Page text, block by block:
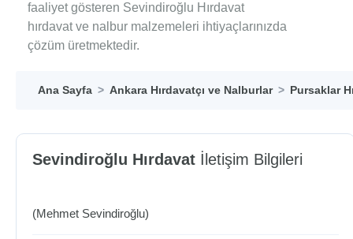
faaliyet gösteren Sevindiroğlu Hırdavat
hırdavat ve nalbur malzemeleri ihtiyaçlarınızda
çözüm üretmektedir.
Ana Sayfa Ankara Hırdavatçı ve Nalburlar Pursaklar
Sevindiroğlu Hırdavat İletişim Bilgileri
(Mehmet Sevindiroğlu)